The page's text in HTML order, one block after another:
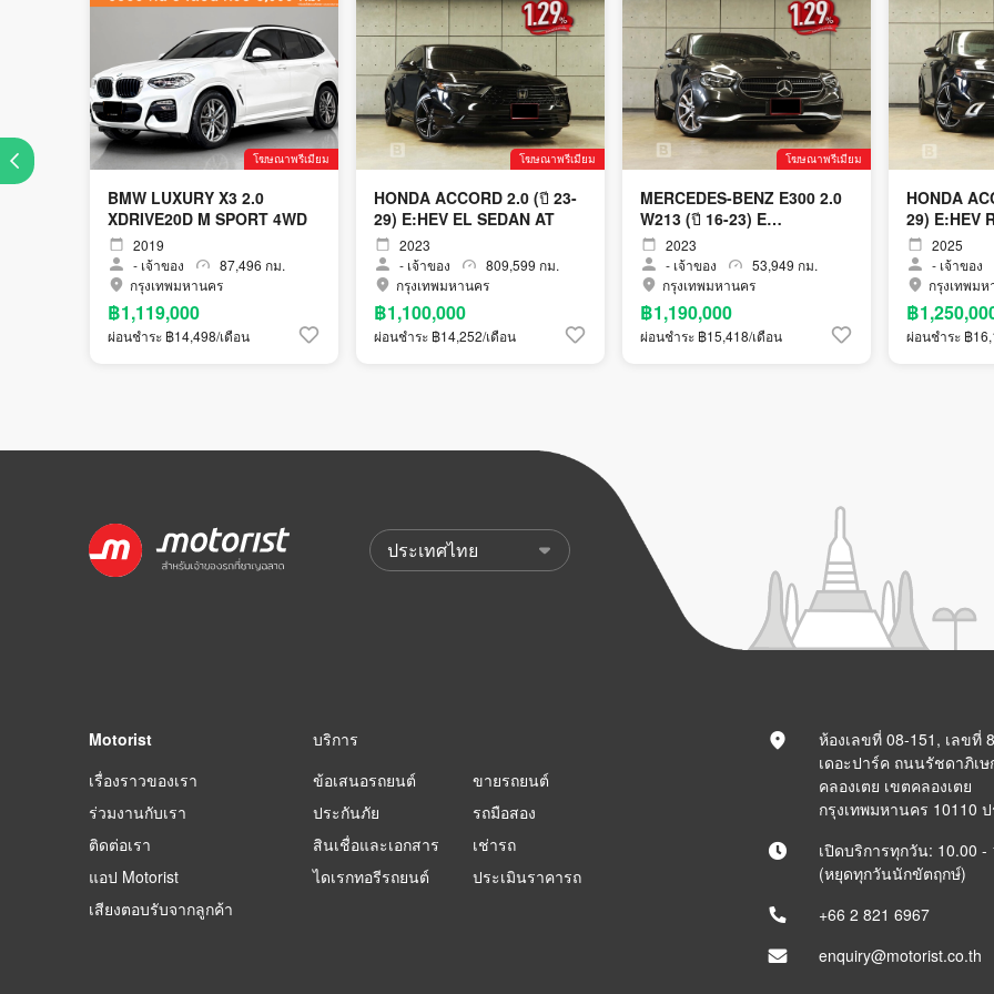
โฆษณาพรีเมียม
BMW LUXURY X3 2.0
XDRIVE20D M SPORT 4WD
2019
- เจ้าของ
87,496 กม.
กรุงเทพมหานคร
฿1,119,000
ผ่อนชำระ ฿14,498/เดือน
โฆษณาพรีเมียม
HONDA ACCORD 2.0 (ปี 23-
29) E:HEV EL SEDAN AT
2023
- เจ้าของ
809,599 กม.
กรุงเทพมหานคร
฿1,100,000
ผ่อนชำระ ฿14,252/เดือน
โฆษณาพรีเมียม
MERCEDES-BENZ E300 2.0
W213 (ปี 16-23) E
AVANTGARDE SEDAN AT
2023
- เจ้าของ
53,949 กม.
กรุงเทพมหานคร
฿1,190,000
ผ่อนชำระ ฿15,418/เดือน
HONDA
29) E:HEV
2025
- เจ้าของ
กรุงเทพม
฿
ผ่อนชำระ ฿
Motorist
เรื่องราวของเรา
ร่วมงานกับเรา
ติดต่อเรา
แอป Motorist
เสียงตอบรับจากลูกค้า
บริการ
ข้อเสนอรถยนต์
ประกันภัย
สินเชื่อและเอกสาร
ไดเรกทอรีรถยนต์
ขายรถยนต์
รถมือสอง
เช่ารถ
ประเมินราคารถ
ห้องเลขที่ 08-151, เลขที่
เดอะปาร์ค ถนนรัชดาภิเ
คลองเตย เขตคลองเตย
กรุงเทพมหานคร 10110
เปิดบริการทุกวัน: 10.00 -
(หยุดทุกวันนักขัตฤกษ์)
+66 2 821 6967
enquiry@motorist.co.th